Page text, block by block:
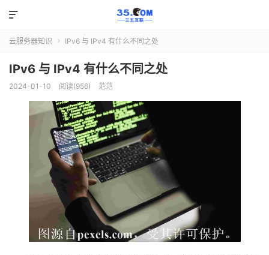

云服务器知识  IPv6 与 IPv4 有什么不同之处
IPv6 与 IPv4 有什么不同之处
2024-01-10 阅读(956) 范范